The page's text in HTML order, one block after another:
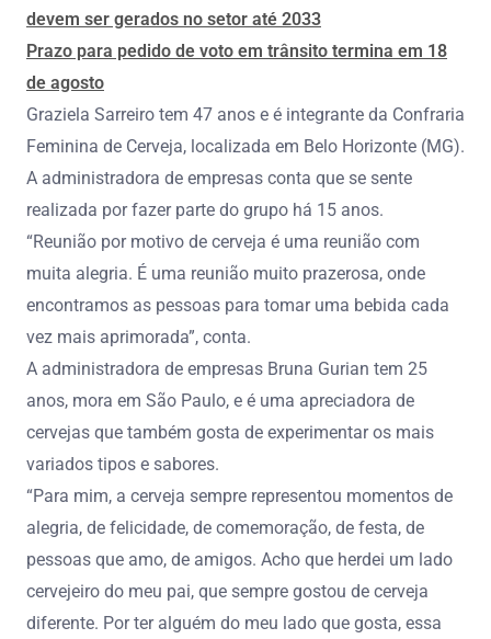
devem ser gerados no setor até 2033
Prazo para pedido de voto em trânsito termina em 18
de agosto
Graziela Sarreiro tem 47 anos e é integrante da Confraria
Feminina de Cerveja, localizada em Belo Horizonte (MG).
A administradora de empresas conta que se sente
realizada por fazer parte do grupo há 15 anos.
“Reunião por motivo de cerveja é uma reunião com
muita alegria. É uma reunião muito prazerosa, onde
encontramos as pessoas para tomar uma bebida cada
vez mais aprimorada”, conta.
A administradora de empresas Bruna Gurian tem 25
anos, mora em São Paulo, e é uma apreciadora de
cervejas que também gosta de experimentar os mais
variados tipos e sabores.
“Para mim, a cerveja sempre representou momentos de
alegria, de felicidade, de comemoração, de festa, de
pessoas que amo, de amigos. Acho que herdei um lado
cervejeiro do meu pai, que sempre gostou de cerveja
diferente. Por ter alguém do meu lado que gosta, essa